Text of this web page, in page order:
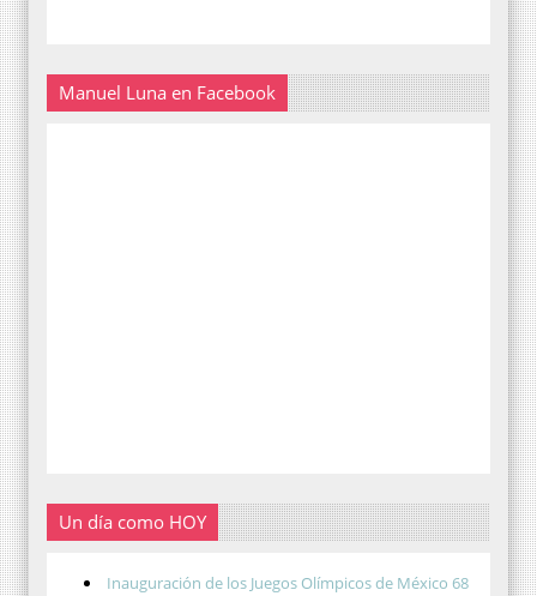
Manuel Luna en Facebook
Un día como HOY
Inauguración de los Juegos Olímpicos de México 68